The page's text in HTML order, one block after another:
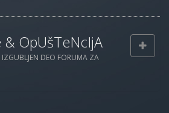
& OpUšTeNcIjA
DEO FORUMA ZA